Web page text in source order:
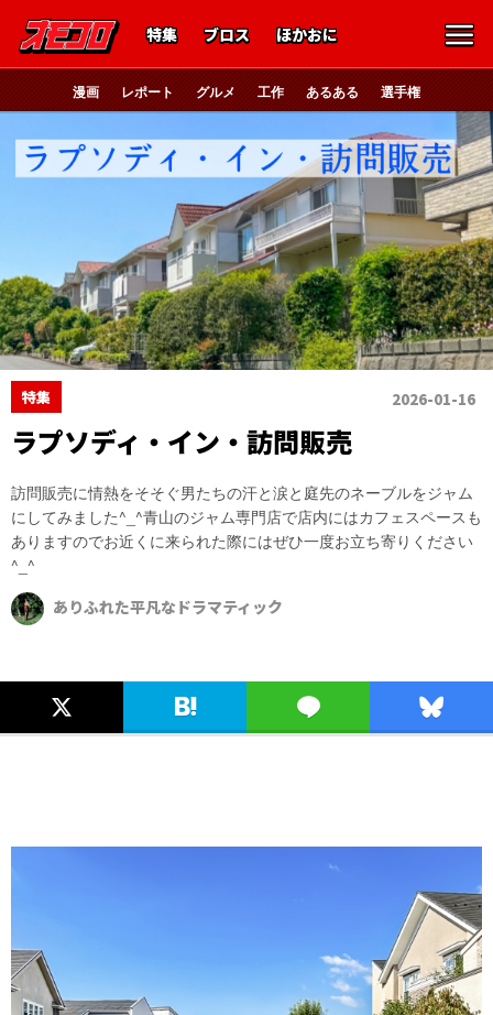
特集 ブロス ほかおに
漫画 レポート グルメ 工作 あるある 選手権
特集 2026-01-16
ラプソディ・イン・訪問販売
訪問販売に情熱をそそぐ男たちの汗と涙と庭先のネーブルをジャム
にしてみました^_^青山のジャム専門店で店内にはカフェスペースも
ありますのでお近くに来られた際にはぜひ一度お立ち寄りください
^_^
ありふれた平凡なドラマティック